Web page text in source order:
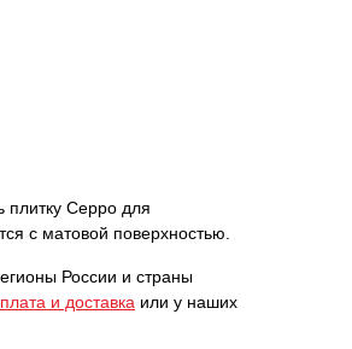
плитку Ceppo для
с матовой поверхностью.
России и страны
и доставка или у наших